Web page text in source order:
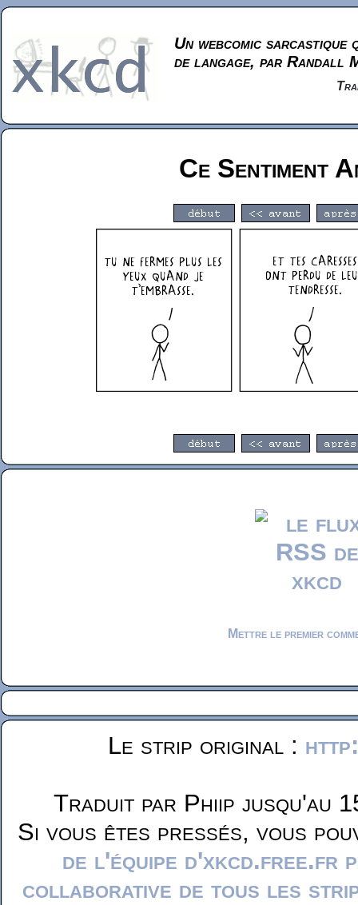
Un webcomic sarcastique
de langage, par Randall
Ce Sentiment
Mettre le premier
Le strip original :
Traduit par Phiip jusqu'au
Si vous êtes pressés, vous
de l'équipe d'xkcd.free.fr
collaborative de tous les